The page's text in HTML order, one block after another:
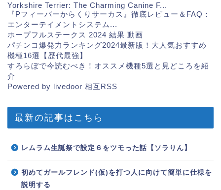
Yorkshire Terrier: The Charming Canine F...
『Pフィーバーからくりサーカス』徹底レビュー＆FAQ：
エンターテイメントシステム...
ホープフルステークス 2024 結果 動画
パチンコ爆発力ランキング2024最新版！大人気おすすめ
機種16選【歴代最強】
すろらぼで今読むべき！オススメ機種5選と見どころを紹
介
Powered by livedoor 相互RSS
最新の記事はこちら
レムラム生誕祭で設定６をツモった話【ソラりん】
初めてガールフレンド(仮)を打つ人に向けて簡単に仕様を
説明する